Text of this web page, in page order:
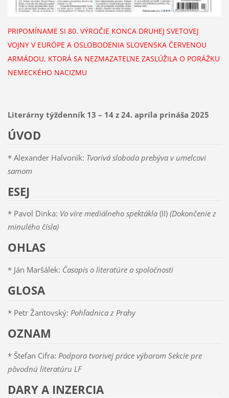
PRIPOMÍNAME SI 80. VÝROČIE KONCA DRUHEJ SVETOVEJ
VOJNY V EURÓPE A OSLOBODENIA SLOVENSKA ČERVENOU
ARMÁDOU, KTORÁ SA NEZMAZATEĽNE ZASLÚŽILA O PORÁŽKU
NEMECKÉHO NACIZMU
Literárny týždenník 13 – 14 z 24. apríla prináša 2025
ÚVOD
* Alexander Halvoník: Tvorivá sloboda prebýva v umelcovi
samom
ESEJ
* Pavol Dinka: Vo víre mediálneho spektákla(II)(Dokončenie z
minulého čísla)
OHLAS
* Ján Maršálek: Časopis o literatúre a spoločnosti
GLOSA
* Petr Žantovský: Pohľadnica z Prahy
OZNAM
* Štefan Cifra: Podpora tvorivej práce výborom Sekcie pre
pôvodnú literatúru LF
DARY A INZERCIA